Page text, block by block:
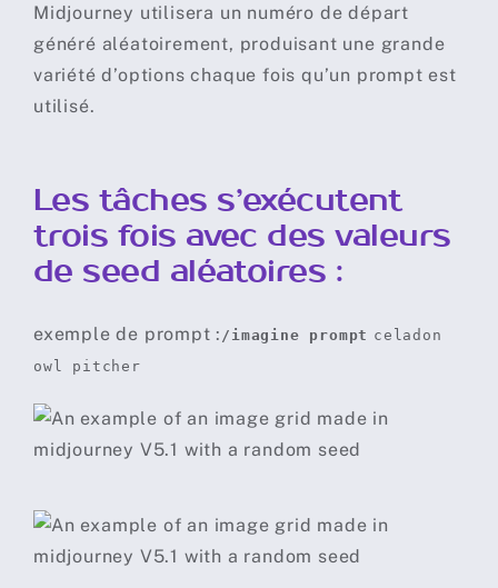
Midjourney utilisera un numéro de départ
généré aléatoirement, produisant une grande
variété d’options chaque fois qu’un prompt est
utilisé.
Les tâches s’exécutent
trois fois avec des valeurs
de seed aléatoires :
exemple de prompt : /imagine prompt celadon
owl pitcher